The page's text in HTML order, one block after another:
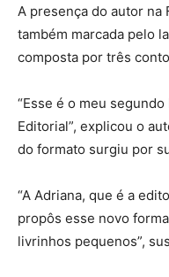
A presença do autor na
também marcada pelo
composta por três
“Esse é o meu
Editorial”, explicou o
do formato surgiu por
“A Adriana, que é a
propôs esse novo
livrinhos pequenos”,